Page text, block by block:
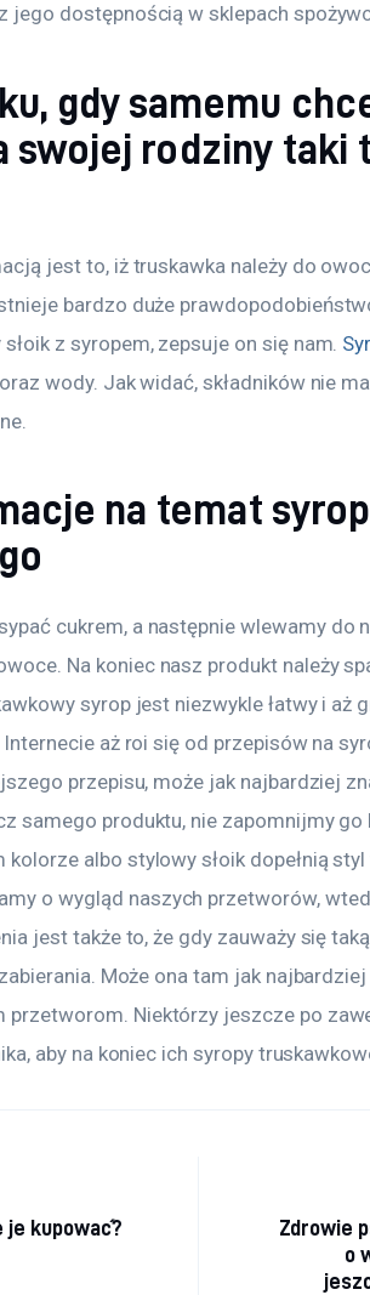
jego dostępnością w sklepach
gdy samemu
swojej rodziny taki
jest to, iż truskawka należy do
bardzo duże
z syropem, zepsuje on się nam.
wody. Jak widać, składników nie
na temat
cukrem, a następnie wlewamy do
Na koniec nasz produkt należy
syrop jest niezwykle łatwy i aż
aż roi się od przepisów na
przepisu, może jak najbardziej
samego produktu, nie zapomnijmy go
kolorze albo stylowy słoik dopełnią
o wygląd naszych przetworów,
jest także to, że gdy zauważy się
Może ona tam jak
przetworom. Niektórzy jeszcze po
aby na koniec ich syropy truskawkowe
je kupować?
Zdrowie
o